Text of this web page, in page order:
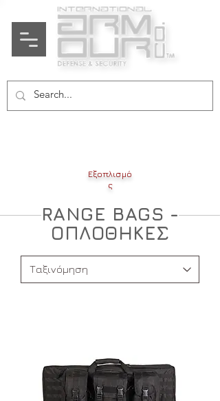
Εξοπλισμό
ς
RANGE BAGS -
ΟΠΛΟΘΗΚΕΣ